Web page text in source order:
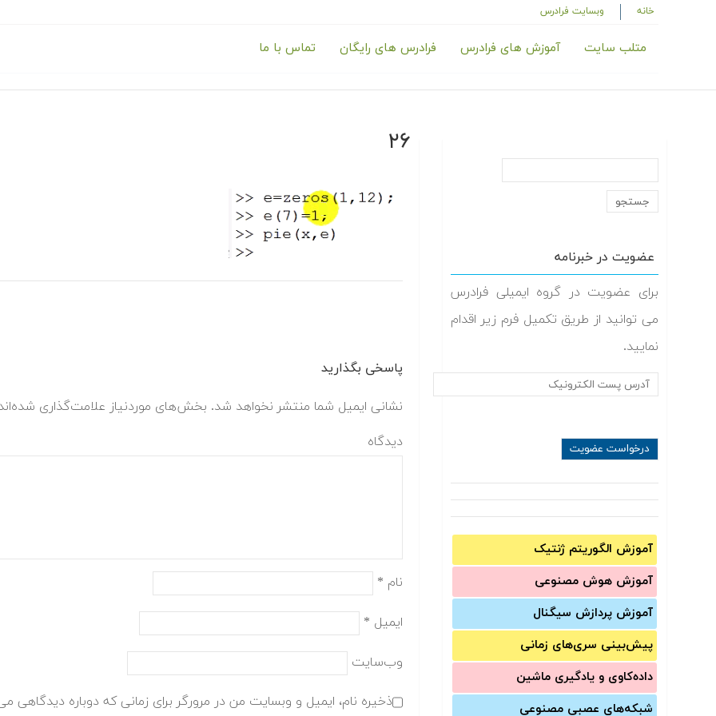
خانه وبسایت فرادرس
متلب سایت آموزش های فرادرس فرادرس های رایگان تماس با ما
عضویت در خبرنامه
برای عضویت در گروه ایمیلی فرادرس
می توانید از طریق تکمیل فرم زیر اقدام
نمایید.
آموزش الگوریتم ژنتیک
آموزش‌ هوش مصنوعی
آموزش‌ پردازش سیگنال
پیش‌‌بینی سری‌‌های زمانی
داده‌کاوی و یادگیری ماشین
شبکه‌های عصبی مصنوعی
۲۶
پاسخی بگذارید
نشانی ایمیل شما منتشر نخواهد شد. بخش‌های موردنیاز علامت‌گذاری
دیدگاه
نام *
ایمیل *
وب‌سایت
ذخیره نام، ایمیل و وبسایت من در مرورگر برای زمانی که دوباره دیدگاهی